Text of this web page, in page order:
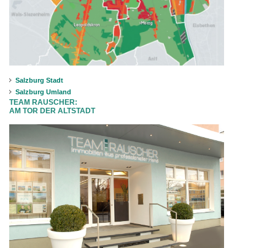
Salzburg Stadt
Salzburg Umland
TEAM RAUSCHER:
AM TOR DER ALTSTADT